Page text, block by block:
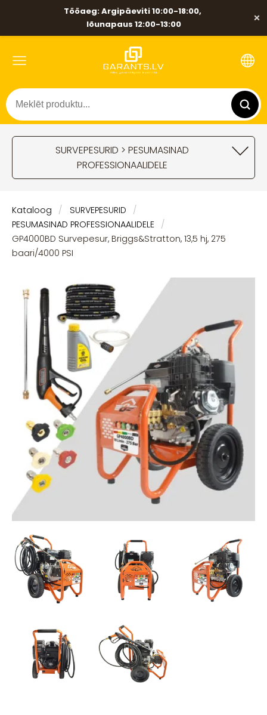
Tööaeg: Argipäeviti 10:00-18:00,
lõunapaus 12:00-13:00
×
SURVEPESURID > PESUMASINAD
PROFESSIONAALIDELE
Kataloog
SURVEPESURID
PESUMASINAD PROFESSIONAALIDELE
GP4000BD Survepesur, Briggs&Stratton, 13,5 hj, 275
baari/4000 PSI